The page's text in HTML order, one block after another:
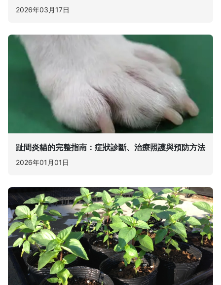
2026年03月17日
趾間炎貓的完整指南：症狀診斷、治療照護與預防方法
2026年01月01日